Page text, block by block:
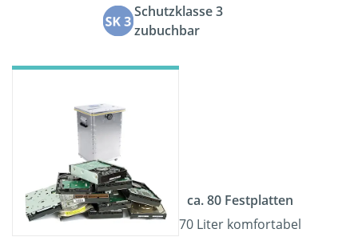
Schutzklasse 3
zubuchbar
ca. 80 Festplatten
70 Liter komfortabel